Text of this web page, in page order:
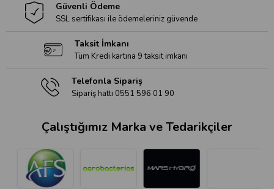
Güvenli Ödeme
SSL sertifikası ile ödemeleriniz güvende
Taksit İmkanı
Tüm Kredi kartına 9 taksit imkanı
Telefonla Sipariş
Sipariş hattı 0551 596 01 90
Çalıştığımız Marka ve Tedarikçiler